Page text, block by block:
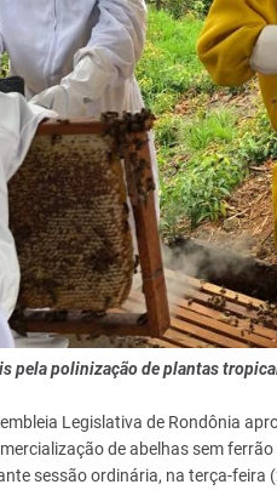
pela polinização de plantas
Legislativa de Rondônia
de abelhas sem
sessão ordinária, na terça-feira